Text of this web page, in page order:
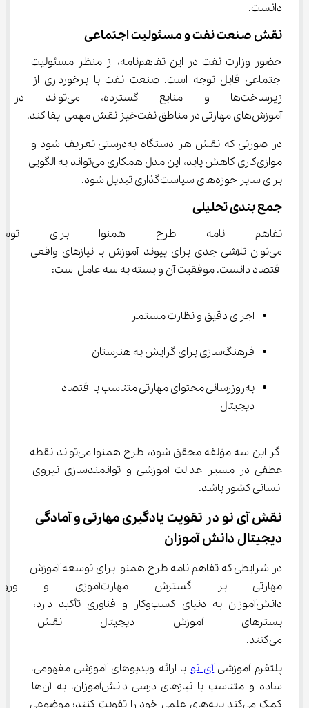
دانست.
نقش صنعت نفت و مسئولیت اجتماعی
حضور وزارت نفت در این تفاهم‌نامه، از منظر مسئولیت
اجتماعی قابل توجه است. صنعت نفت با برخورداری از
زیرساخت‌ها و منابع
آموزش‌های مهارتی در مناطق نفت‌خیز نقش مهمی ایفا کند.
در صورتی که نقش هر دستگاه به‌درستی تعریف شود و
موازی‌کاری کاهش یابد، این مدل همکاری می‌تواند به الگویی
برای سایر حوزه‌های سیاست‌گذاری تبدیل شود.
جمع ‌بندی تحلیلی
تفاهم ‌نامه طرح همنوا برای
می‌توان تلاشی جدی برای پیوند آموزش با نیازهای واقعی
اقتصاد دانست. موفقیت آن وابسته به سه عامل است:
اجرای دقیق و نظارت مستمر
فرهنگ‌سازی برای گرایش به هنرستان
به‌روزرسانی محتوای مهارتی متناسب با اقتصاد
دیجیتال
اگر این سه مؤلفه محقق شود، طرح همنوا می‌تواند نقطه
عطفی در مسیر عدالت آموزشی و توانمندسازی نیروی
انسانی کشور باشد.
نقش آی‌ نو در تقویت یادگیری مهارتی و آمادگی
دیجیتال دانش ‌آموزان
در شرایطی که تفاهم ‌نامه طرح همنوا برای توسعه آموزش
مهارتی بر گسترش
دانش‌آموزان به دنیای کسب‌وکار و فناوری تأکید دارد،
بسترهای آموزش دیجیتال نقش
می‌کنند.
پلتفرم آموزشی آی ‌نو با ارائه ویدیوهای آموزشی مفهومی،
ساده و متناسب با نیازهای درسی دانش‌آموزان، به آن‌ها
کمک می‌کند پایه‌های علمی خود را تقویت کنند؛ موضوعی